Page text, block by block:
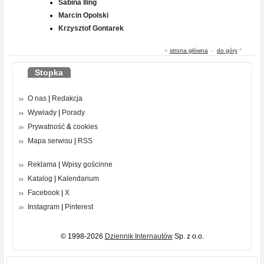
Sabina Iling
Marcin Opolski
Krzysztof Gontarek
« strona główna - do góry ^
Stopka
O nas | Redakcja
Wywiady | Porady
Prywatność & cookies
Mapa serwisu | RSS
Reklama | Wpisy gościnne
Katalog | Kalendarium
Facebook | X
Instagram | Pinterest
© 1998-2026 Dziennik InternautówSp. z o.o.